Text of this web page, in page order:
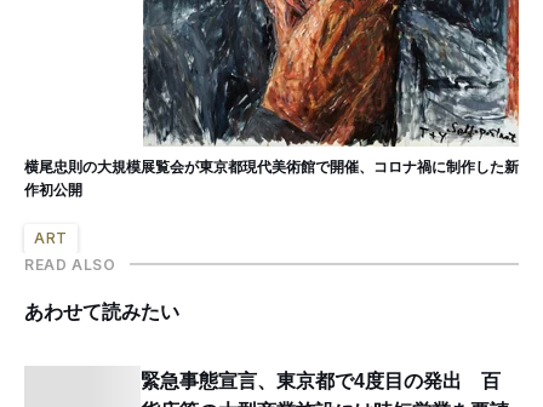
横尾忠則の大規模展覧会が東京都現代美術館で開催、コロナ禍に制作した新
作初公開
ART
READ ALSO
あわせて読みたい
緊急事態宣言、東京都で4度目の発出 百